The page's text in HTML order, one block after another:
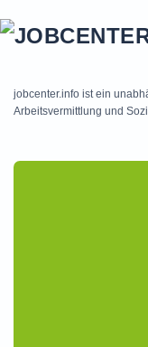
jobcenter.info ist ein
Arbeitsvermittlung und